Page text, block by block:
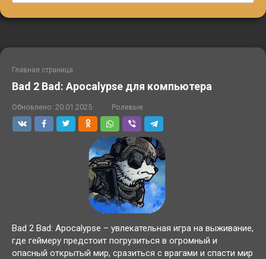
Главная страница
Bad 2 Bad: Apocalypse для компьютера
Обновлено: 20.01.2025 Ролевые
Bad 2 Bad: Apocalypse – увлекательная игра на выживание,
где геймеру предстоит погрузиться в огромный и
опасный открытый мир, сразиться с врагами и спасти мир